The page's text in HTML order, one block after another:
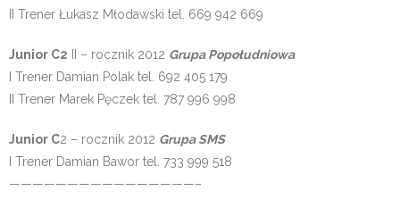
II Trener Łukasz Młodawski tel. 669 942 669
Junior C2 II – rocznik 2012 Grupa Popołudniowa
I Trener Damian Polak tel. 692 405 179
II Trener Marek Pęczek tel. 787 996 998
Junior C2 – rocznik 2012 Grupa SMS
I Trener Damian Bawor tel. 733 999 518
————————————————–